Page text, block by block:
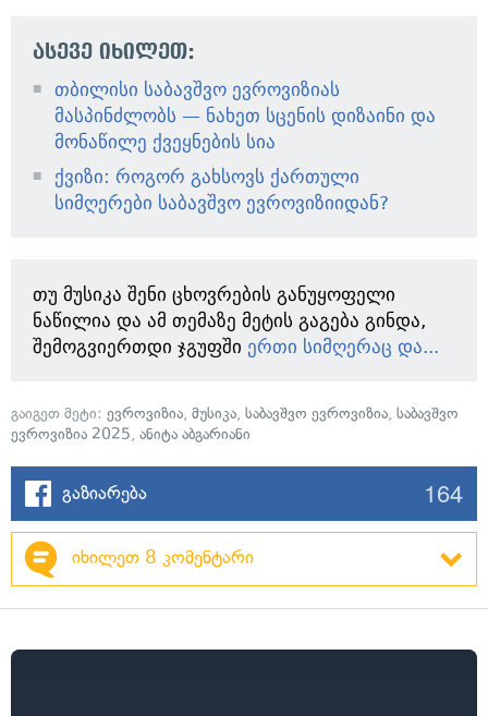
ასევე იხილეთ:
თბილისი საბავშვო ევროვიზიას
მასპინძლობს — ნახეთ სცენის დიზაინი და
მონაწილე ქვეყნების სია
ქვიზი: როგორ გახსოვს ქართული
სიმღერები საბავშვო ევროვიზიიდან?
თუ მუსიკა შენი ცხოვრების განუყოფელი
ნაწილია და ამ თემაზე მეტის გაგება გინდა,
შემოგვიერთდი ჯგუფში ერთი სიმღერაც და...
გაიგეთ მეტი: ევროვიზია, მუსიკა, საბავშვო ევროვიზია, საბავშვო
ევროვიზია 2025, ანიტა აბგარიანი
გაზიარება 164
იხილეთ 8 კომენტარი